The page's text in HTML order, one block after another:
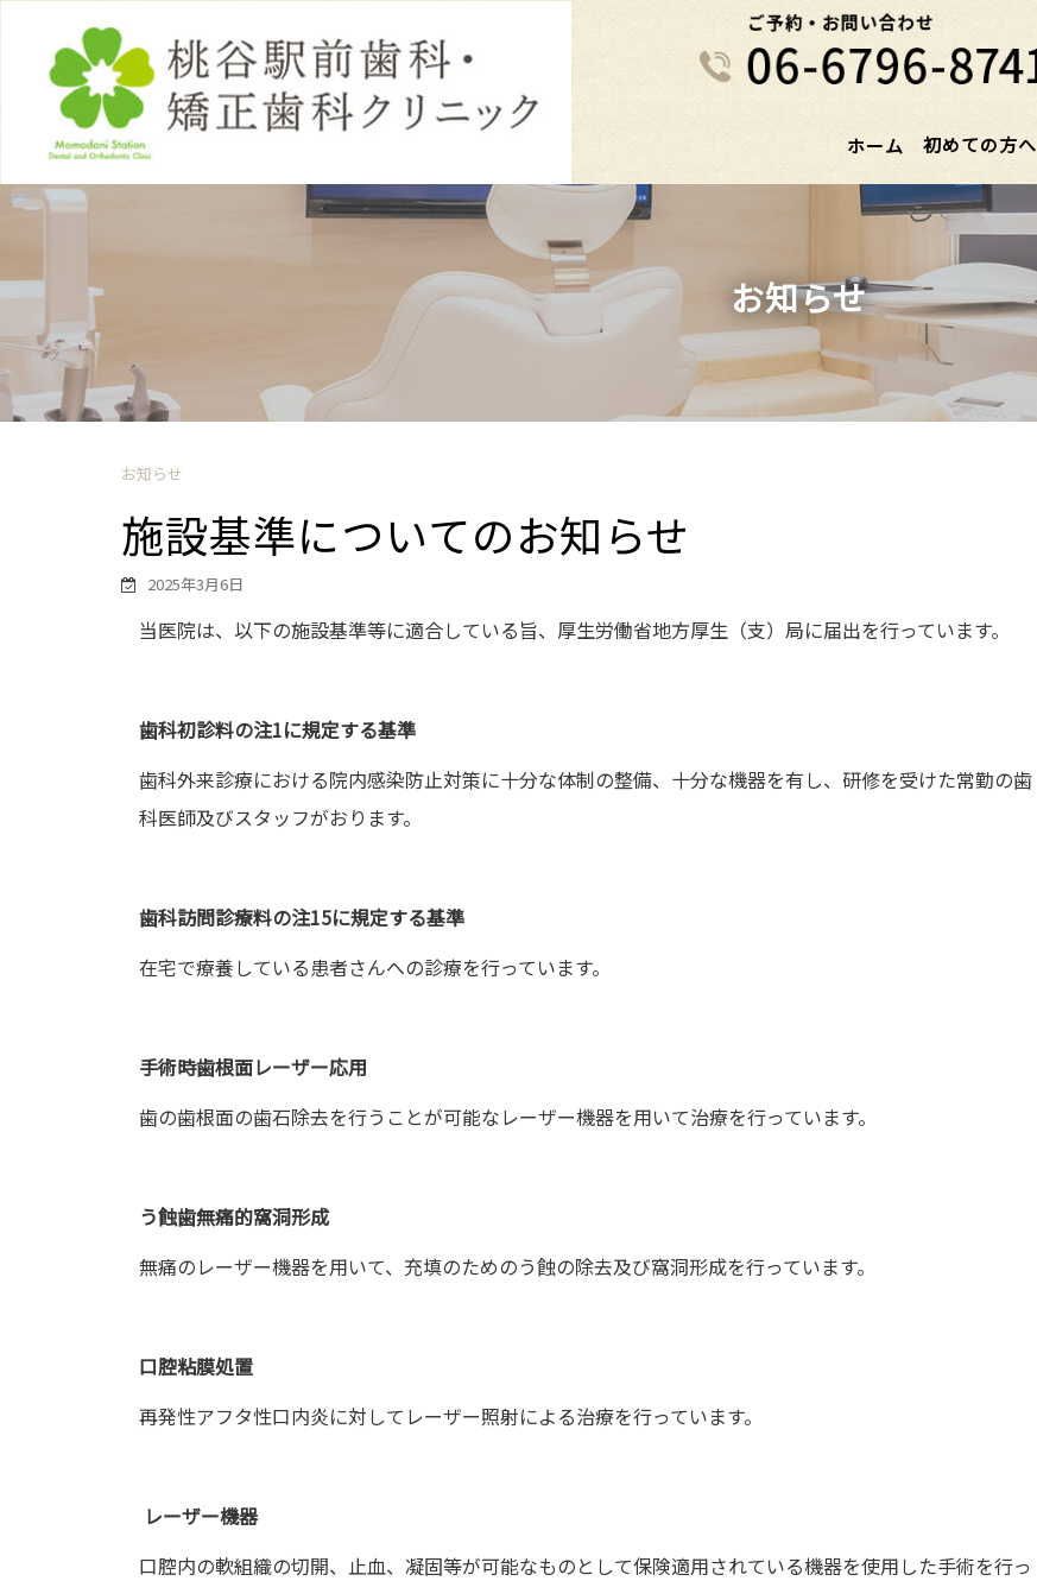
content
ホーム 初めての方へ
お知らせ
お知らせ
施設基準についてのお知らせ
2025年3月6日
当医院は、以下の施設基準等に適合している旨、厚生労働省地方厚生（支）局に届出を行っています。
歯科初診料の注1に規定する基準
歯科外来診療における院内感染防止対策に十分な体制の整備、十分な機器を有し、研修を受けた常勤の歯
科医師及びスタッフがおります。
歯科訪問診療料の注15に規定する基準
在宅で療養している患者さんへの診療を行っています。
手術時歯根面レーザー応用
歯の歯根面の歯石除去を行うことが可能なレーザー機器を用いて治療を行っています。
う蝕歯無痛的窩洞形成
無痛のレーザー機器を用いて、充填のためのう蝕の除去及び窩洞形成を行っています。
口腔粘膜処置
再発性アフタ性口内炎に対してレーザー照射による治療を行っています。
レーザー機器
口腔内の軟組織の切開、止血、凝固等が可能なものとして保険適用されている機器を使用した手術を行っ